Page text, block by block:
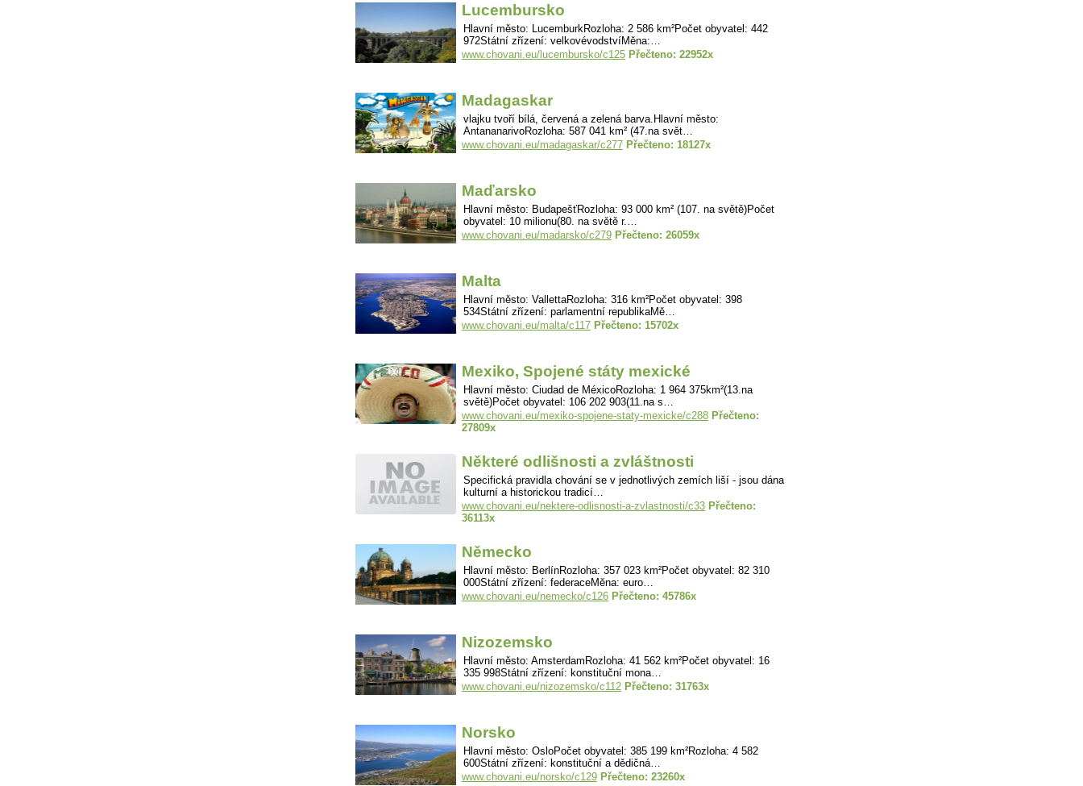
Lucembursko
Hlavní město: LucemburkRozloha: 2 586 km²Počet obyvatel: 442
972Státní zřízení: velkovévodstvíMěna:…
www.chovani.eu/lucembursko/c125 Přečteno: 22952x
Madagaskar
vlajku tvoří bílá, červená a zelená barva.Hlavní město:
AntananarivoRozloha: 587 041 km² (47.na svět…
www.chovani.eu/madagaskar/c277 Přečteno: 18127x
Maďarsko
Hlavní město: BudapešťRozloha: 93 000 km² (107. na světě)Počet
obyvatel: 10 milionu(80. na světě r.…
www.chovani.eu/madarsko/c279 Přečteno: 26059x
Malta
Hlavní město: VallettaRozloha: 316 km²Počet obyvatel: 398
534Státní zřízení: parlamentní republikaMě…
www.chovani.eu/malta/c117 Přečteno: 15702x
Mexiko, Spojené státy mexické
Hlavní město: Ciudad de MéxicoRozloha: 1 964 375km²(13.na
světě)Počet obyvatel: 106 202 903(11.na s…
www.chovani.eu/mexiko-spojene-staty-mexicke/c288 Přečteno:
27809x
Některé odlišnosti a zvláštnosti
Specifická pravidla chování se v jednotlivých zemích liší - jsou dána
kulturní a historickou tradicí…
www.chovani.eu/nektere-odlisnosti-a-zvlastnosti/c33 Přečteno:
36113x
Německo
Hlavní město: BerlínRozloha: 357 023 km²Počet obyvatel: 82 310
000Státní zřízení: federaceMěna: euro…
www.chovani.eu/nemecko/c126 Přečteno: 45786x
Nizozemsko
Hlavní město: AmsterdamRozloha: 41 562 km²Počet obyvatel: 16
335 998Státní zřízení: konstituční mona…
www.chovani.eu/nizozemsko/c112 Přečteno: 31763x
Norsko
Hlavní město: OsloPočet obyvatel: 385 199 km²Rozloha: 4 582
600Státní zřízení: konstituční a dědičná…
www.chovani.eu/norsko/c129 Přečteno: 23260x